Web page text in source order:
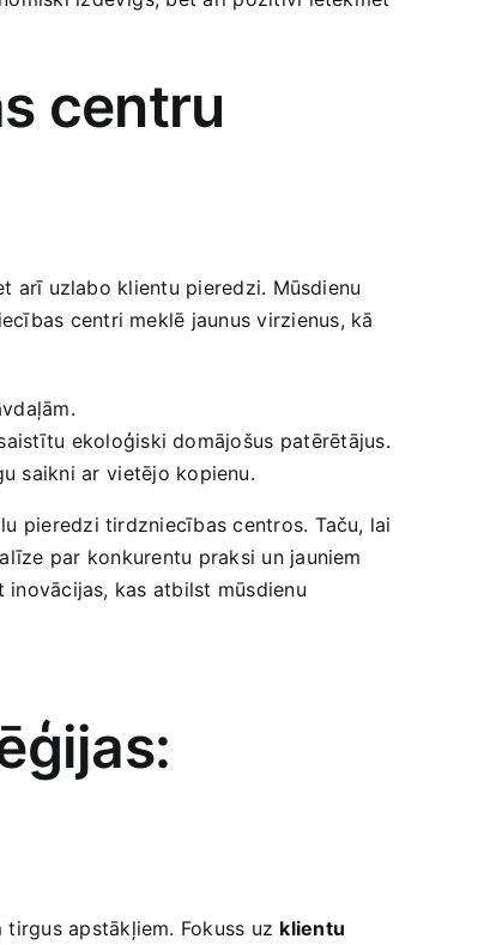
centru
arī uzlabo klientu​ pieredzi. Mūsdienu
centri meklē jaunus virzienus, kā
ekoloģiski ​domājošus⁤ patērētājus.
saikni ​ar⁣ vietējo kopienu.
pieredzi tirdzniecības centros. ‌Taču, lai
‌par⁣ konkurentu praksi un jauniem
kas atbilst mūsdienu
apstākļiem. Fokuss uz klientu